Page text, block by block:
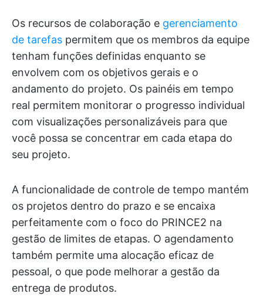
Os recursos de colaboração e gerenciamento
de tarefas permitem que os membros da equipe
tenham funções definidas enquanto se
envolvem com os objetivos gerais e o
andamento do projeto. Os painéis em tempo
real permitem monitorar o progresso individual
com visualizações personalizáveis para que
você possa se concentrar em cada etapa do
seu projeto.
A funcionalidade de controle de tempo mantém
os projetos dentro do prazo e se encaixa
perfeitamente com o foco do PRINCE2 na
gestão de limites de etapas. O agendamento
também permite uma alocação eficaz de
pessoal, o que pode melhorar a gestão da
entrega de produtos.